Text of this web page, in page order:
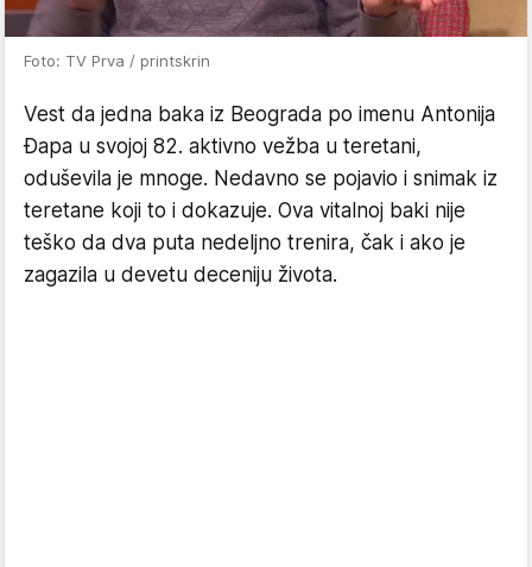
Foto: TV Prva / printskrin
Vest da jedna baka iz Beograda po imenu Antonija
Đapa u svojoj 82. aktivno vežba u teretani,
oduševila je mnoge. Nedavno se pojavio i snimak iz
teretane koji to i dokazuje. Ova vitalnoj baki nije
teško da dva puta nedeljno trenira, čak i ako je
zagazila u devetu deceniju života.